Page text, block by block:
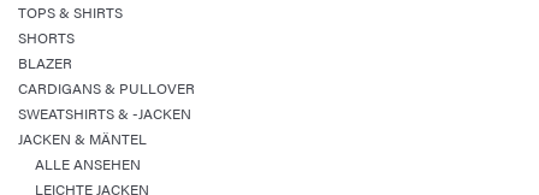
TOPS & SHIRTS
SHORTS
BLAZER
CARDIGANS & PULLOVER
SWEATSHIRTS & -JACKEN
JACKEN & MÄNTEL
ALLE ANSEHEN
LEICHTE JACKEN